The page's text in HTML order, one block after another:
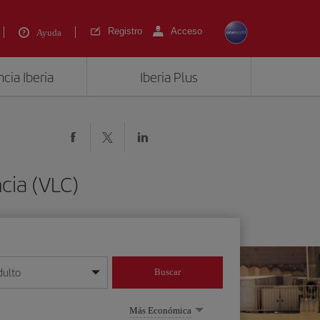
Ayuda Registro Acceso
Iberia Iberia Plus
(VLC)
mes/año
Buscar
Más Económica